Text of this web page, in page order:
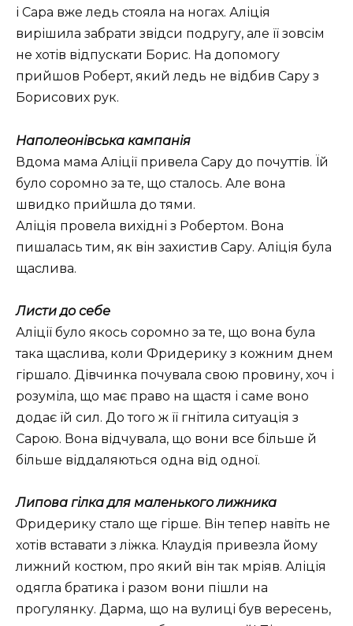
і Сара вже ледь стояла на ногах. Аліція
вирішила забрати звідси подругу, але її зовсім
не хотів відпускати Борис. На допомогу
прийшов Роберт, який ледь не відбив Сару з
Борисових рук.
Наполеонівська кампанія
Вдома мама Аліції привела Сару до почуттів. Їй
було соромно за те, що сталось. Але вона
швидко прийшла до тями.
Аліція провела вихідні з Робертом. Вона
пишалась тим, як він захистив Сару. Аліція була
щаслива.
Листи до себе
Аліції було якось соромно за те, що вона була
така щаслива, коли Фридерику з кожним днем
гіршало. Дівчинка почувала свою провину, хоч і
розуміла, що має право на щастя і саме воно
додає їй сил. До того ж її гнітила ситуація з
Сарою. Вона відчувала, що вони все більше й
більше віддаляються одна від одної.
Липова гілка для маленького лижника
Фридерику стало ще гірше. Він тепер навіть не
хотів вставати з ліжка. Клаудія привезла йому
лижний костюм, про який він так мріяв. Аліція
одягла братика і разом вони пішли на
прогулянку. Дарма, що на вулиці був вересень,